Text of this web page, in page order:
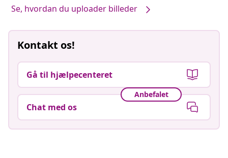
Se, hvordan du uploader billeder
Kontakt os!
Gå til hjælpecenteret
Anbefalet
Chat med os